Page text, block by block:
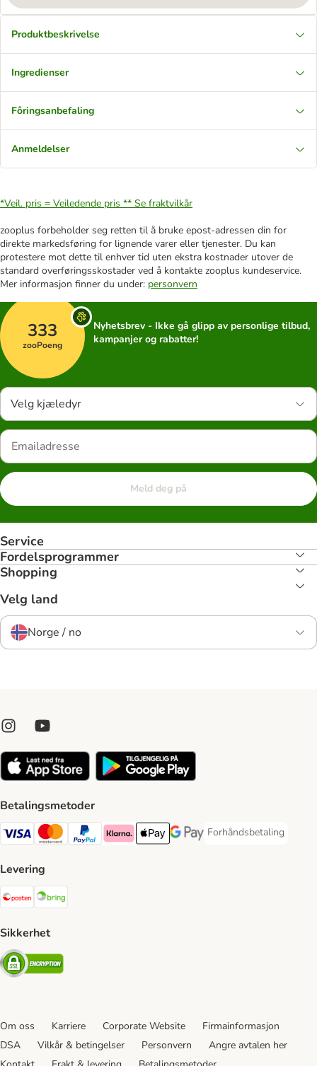
Produktbeskrivelse
Ingredienser
Fôringsanbefaling
Anmeldelser
*Veil. pris = Veiledende pris ** Se fraktvilkår
zooplus forbeholder seg retten til å bruke epost-adressen din for
direkte markedsføring for lignende varer eller tjenester. Du kan
protestere mot dette til enhver tid uten ekstra kostnader utover de
standard overføringsskostader ved å kontakte zooplus kundeservice.
Mer informasjon finner du under: personvern
333
zooPoeng
Nyhetsbrev - Ikke gå glipp av personlige tilbud,
kampanjer og rabatter!
Velg kjæledyr
Meld deg på
Service
Fordelsprogrammer
Shopping
Velg land
Norge / no
Betalingsmetoder
Visa Payment Method
Mastercard Payment Method
PayPal Payment Method
Klarna Payment Method
Apple Pay Payment Method
Google Pay Payment Method
Forhåndsbetaling
Forhåndsbetaling
Levering
Posten Shipping Method
Sikkerhet
Security
Om oss Karriere Corporate Website
Firmainformasjon
DSA
Vilkår & betingelser Personvern
Angre avtalen her